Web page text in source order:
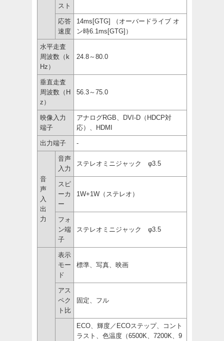
スト
応答
速度
14ms[GTG] （オーバードライブ オ
ン時6.1ms[GTG]）
水平走査
周波数（k
Hz）
24.8～80.0
垂直走査
周波数（H
z）
56.3～75.0
映像入力
端子
アナログRGB、DVI-D（HDCP対
応）、HDMI
出力端子 -
音
声
入
出
力
音声
入力
ステレオミニジャック φ3.5
スピ
ーカ
ー
1W+1W（ステレオ）
フォ
ン端
子
ステレオミニジャック φ3.5
表示
モー
ド
標準、写真、映画
アス
ペク
ト比
固定、フル
ECO、輝度／ECOステップ、コント
ラスト、色温度（6500K、7200K、9